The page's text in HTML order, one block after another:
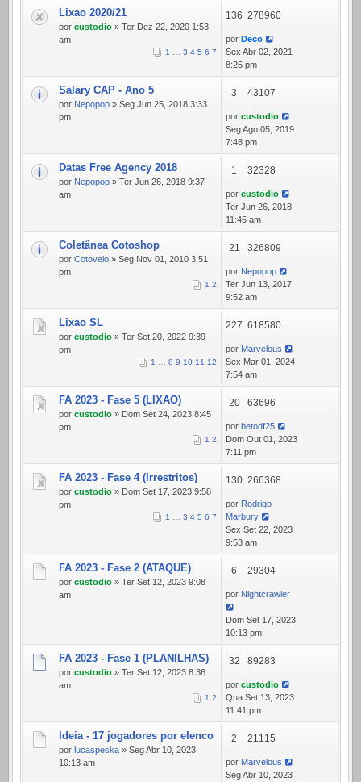
Lixao 2020/21
por custodio » Ter Dez 22, 2020 1:53
am
1 … 3 4 5 6 7
136 278960
por Deco
Sex Abr 02, 2021
8:25 pm
Salary CAP - Ano 5
por Nepopop » Seg Jun 25, 2018 3:33
pm
3 43107
por custodio
Seg Ago 05, 2019
7:48 pm
Datas Free Agency 2018
por Nepopop » Ter Jun 26, 2018 9:37
am
1 32328
por custodio
Ter Jun 26, 2018
11:45 am
Coletânea Cotoshop
por Cotovelo » Seg Nov 01, 2010 3:51
pm
1 2
21 326809
por Nepopop
Ter Jun 13, 2017
9:52 am
Lixao SL
por custodio » Ter Set 20, 2022 9:39
pm
1 … 8 9 10 11 12
227 618580
por Marvelous
Sex Mar 01, 2024
7:54 am
FA 2023 - Fase 5 (LIXAO)
por custodio » Dom Set 24, 2023 8:45
pm
1 2
20 63696
por betodf25
Dom Out 01, 2023
7:11 pm
FA 2023 - Fase 4 (Irrestritos)
por custodio » Dom Set 17, 2023 9:58
pm
1 … 3 4 5 6 7
130 266368
por Rodrigo
Marbury
Sex Set 22, 2023
9:53 am
FA 2023 - Fase 2 (ATAQUE)
por custodio » Ter Set 12, 2023 9:08
am
6 29304
por Nightcrawler
Dom Set 17, 2023
10:13 pm
FA 2023 - Fase 1 (PLANILHAS)
por custodio » Ter Set 12, 2023 8:36
am
1 2
32 89283
por custodio
Qua Set 13, 2023
11:41 pm
Ideia - 17 jogadores por elenco
por lucaspeska » Seg Abr 10, 2023
10:13 am
2 21115
por Marvelous
Seg Abr 10, 2023